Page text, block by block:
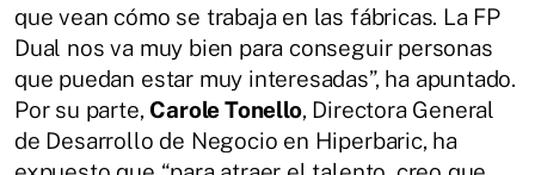
que vean cómo se trabaja en las fábricas. La FP
Dual nos va muy bien para conseguir personas
que puedan estar muy interesadas”, ha apuntado.
Por su parte, Carole Tonello, Directora General
de Desarrollo de Negocio en Hiperbaric, ha